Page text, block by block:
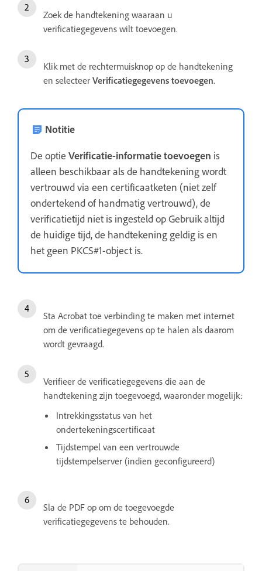
Zoek de handtekening waaraan u
verificatiegegevens wilt toevoegen.
Klik met de rechtermuisknop op de handtekening
en selecteer Verificatiegegevens toevoegen.
Notitie
De optie Verificatie-informatie toevoegen is
alleen beschikbaar als de handtekening wordt
vertrouwd via een certificaatketen (niet zelf
ondertekend of handmatig vertrouwd), de
verificatietijd niet is ingesteld op Gebruik altijd
de huidige tijd, de handtekening geldig is en
het geen PKCS#1-object is.
Sta Acrobat toe verbinding te maken met internet
om de verificatiegegevens op te halen als daarom
wordt gevraagd.
Verifieer de verificatiegegevens die aan de
handtekening zijn toegevoegd, waaronder mogelijk:
Intrekkingsstatus van het
ondertekeningscertificaat
Tijdstempel van een vertrouwde
tijdstempelserver (indien geconfigureerd)
Sla de PDF op om de toegevoegde
verificatiegegevens te behouden.